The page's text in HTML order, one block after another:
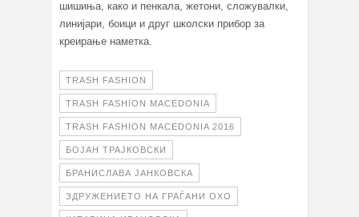
шишиња, како и пенкала, жетони, сложувалки,
линијари, боици и друг школски прибор за
креирање наметка.
TRASH FASHION
TRASH FASHION MACEDONIA
TRASH FASHION MACEDONIA 2016
БОЈАН ТРАЈКОВСКИ
БРАНИСЛАВА ЈАНКОВСКА
ЗДРУЖЕНИЕТО НА ГРАЃАНИ ОХО